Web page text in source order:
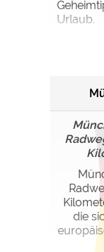
Urlaub.
die